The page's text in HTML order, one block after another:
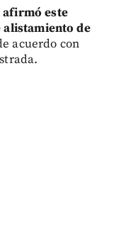
afirmó este
alistamiento de
acuerdo con